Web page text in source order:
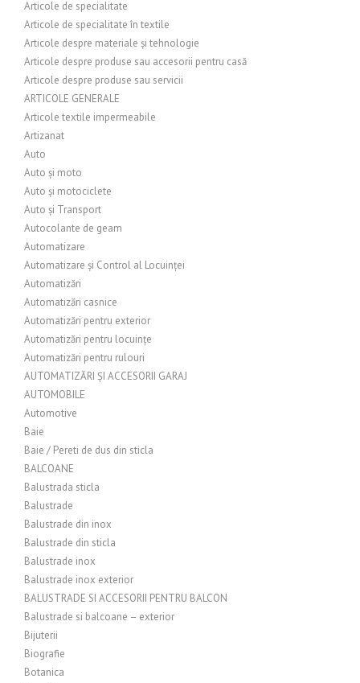
Articole de specialitate
Articole de specialitate în textile
Articole despre materiale și tehnologie
Articole despre produse sau accesorii pentru casă
Articole despre produse sau servicii
ARTICOLE GENERALE
Articole textile impermeabile
Artizanat
Auto
Auto și moto
Auto și motociclete
Auto și Transport
Autocolante de geam
Automatizare
Automatizare și Control al Locuinței
Automatizări
Automatizări casnice
Automatizări pentru exterior
Automatizări pentru locuințe
Automatizări pentru rulouri
AUTOMATIZĂRI ȘI ACCESORII GARAJ
AUTOMOBILE
Automotive
Baie
Baie / Pereti de dus din sticla
BALCOANE
Balustrada sticla
Balustrade
Balustrade din inox
Balustrade din sticla
Balustrade inox
Balustrade inox exterior
BALUSTRADE SI ACCESORII PENTRU BALCON
Balustrade si balcoane – exterior
Bijuterii
Biografie
Botanica